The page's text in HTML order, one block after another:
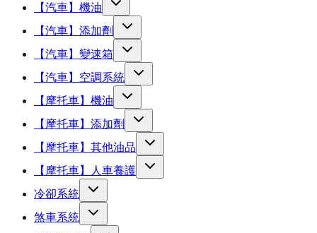
【汽車】機油
【汽車】添加劑
【汽車】變速箱
【汽車】空調系統
【摩托車】機油
【摩托車】添加劑
【摩托車】其他油品
【摩托車】人車養護
冷卻系統
煞車系統